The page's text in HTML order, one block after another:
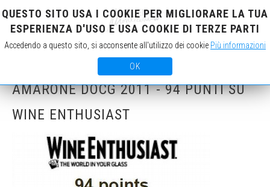
IT EN
AMARONE DOCG 2011 - 94 PUNTI SU
WINE ENTHUSIAST
QUESTO SITO USA I COOKIE PER MIGLIORARE LA TUA
ESPERIENZA D'USO E USA COOKIE DI TERZE PARTI
Accedendo a questo sito, si acconsente all'utilizzo dei cookie Più informazioni
OK